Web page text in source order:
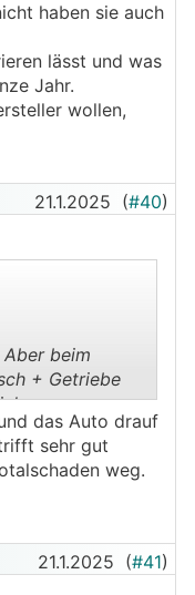
haben sie auch
lässt und was
Jahr.
wollen,
21.1.2025 (#40)
beim
+ Getriebe
einem 530
sein und das
das Auto drauf
sehr gut
weg.
21.1.2025 (#41)